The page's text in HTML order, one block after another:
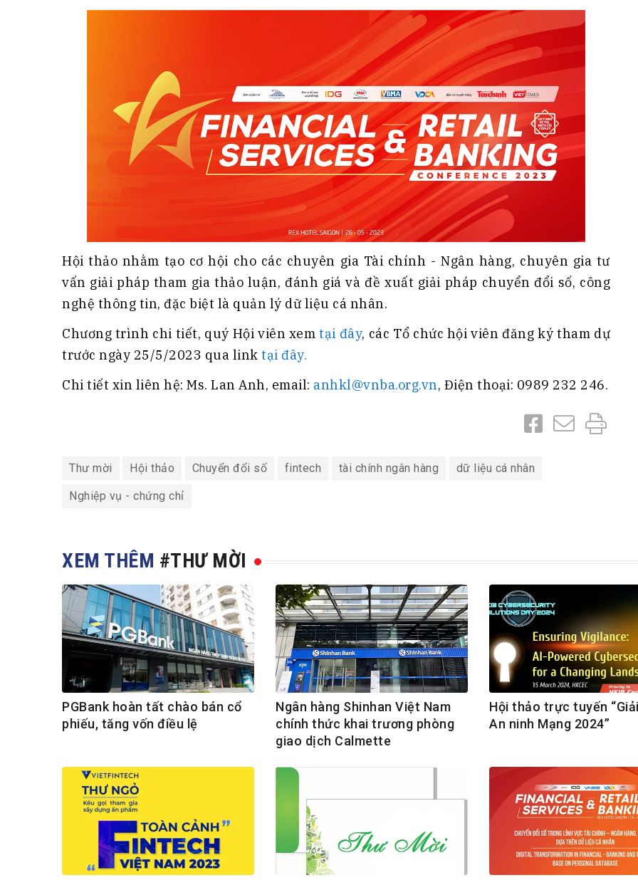
Hội thảo nhằm tạo cơ hội cho các chuyên gia Tài chính - Ngân hàng, chuyên gia tư
vấn giải pháp tham gia thảo luận, đánh giá và đề xuất giải pháp chuyển đổi số, công
nghệ thông tin, đặc biệt là quản lý dữ liệu cá nhân.
Chương trình chi tiết, quý Hội viên xemtại đây, các Tổ chức hội viên đăng ký tham dự
trước ngày 25/5/2023 qua link tại đây.
Chi tiết xin liên hệ: Ms. Lan Anh, email: anhkl@vnba.org.vn, Điện thoại: 0989 232 246.
Thư mời Hội thảo Chuyển đổi số fintech tài chính ngân hàng dữ liệu cá nhân
Nghiệp vụ - chứng chỉ
XEM THÊM #THƯ MỜI
PGBank hoàn tất chào bán cổ
phiếu, tăng vốn điều lệ
Ngân hàng Shinhan Việt Nam
chính thức khai trương phòng
giao dịch Calmette
Hội thảo trực tuyến
An ninh Mạng 2024”